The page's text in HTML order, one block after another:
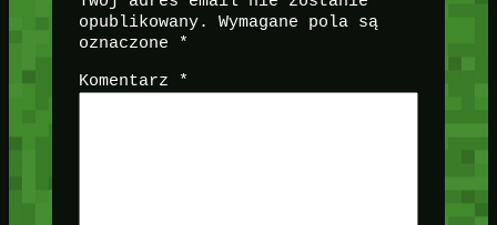
opublikowany.
Wymagane pola są
oznaczone
*
Komentarz *